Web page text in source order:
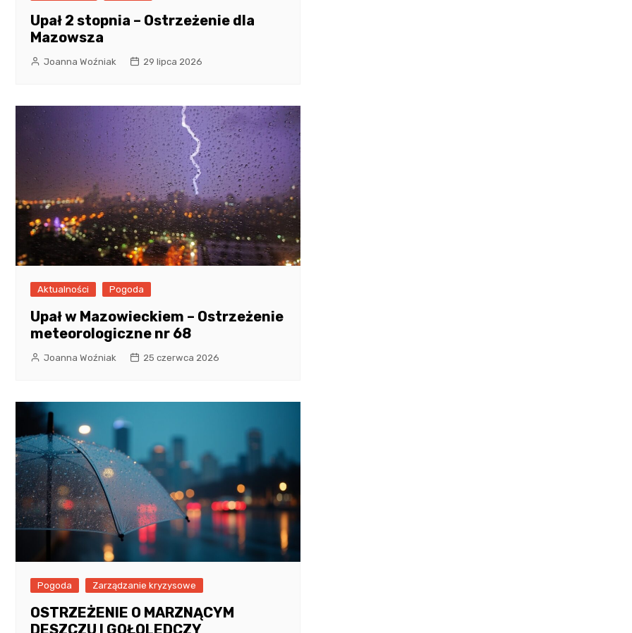
Upał 2 stopnia – Ostrzeżenie dla
Mazowsza
Joanna Woźniak 29 lipca 2026
Aktualności Pogoda
Upał w Mazowieckiem – Ostrzeżenie
meteorologiczne nr 68
Joanna Woźniak 25 czerwca 2026
Pogoda Zarządzanie kryzysowe
OSTRZEŻENIE O MARZNĄCYM
DESZCZU I GOŁOLEDCZY